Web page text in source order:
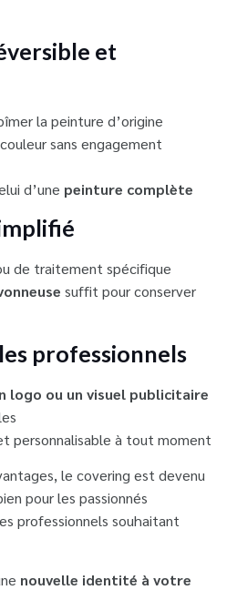
et
la peinture d’origine
sans engagement
d’une peinture complète
de traitement spécifique
suffit pour conserver
professionnels
logo ou un visuel publicitaire
personnalisable à tout moment
le covering est devenu
pour les passionnés
professionnels souhaitant
nouvelle identité à votre